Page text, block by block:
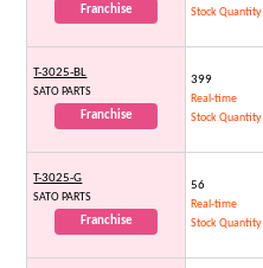
Franchise
Stock Quantity
T-3025-BL
SATO PARTS
Franchise
399
Real-time
Stock Quantity
T-3025-G
SATO PARTS
Franchise
56
Real-time
Stock Quantity